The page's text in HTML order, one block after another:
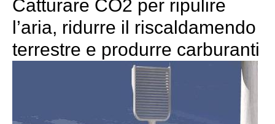
Catturare CO2 per ripulire
l’aria, ridurre il riscaldamendo
terrestre e produrre carburanti